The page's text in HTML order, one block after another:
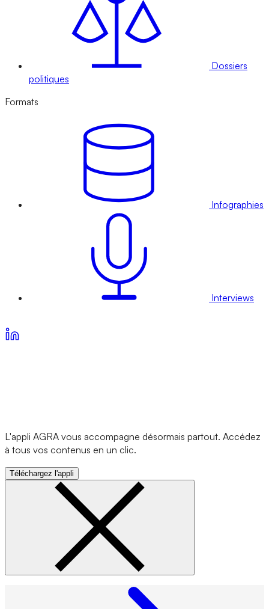
Dossiers
politiques
Formats
Infographies
Interviews
L'appli AGRA vous accompagne désormais partout. Accédez
à tous vos contenus en un clic.
Téléchargez l'appli